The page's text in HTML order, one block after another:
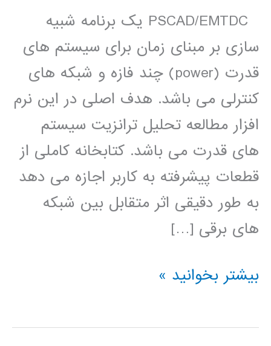
PSCAD/EMTDC یک برنامه شبیه
سازی بر مبنای زمان برای سیستم های
قدرت (power) چند فازه و شبکه های
کنترلی می باشد. هدف اصلی در این نرم
افزار مطالعه تحلیل ترانزیت سیستم
های قدرت می باشد. کتابخانه کاملی از
قطعات پیشرفته به کاربر اجازه می دهد
به طور دقیقی اثر متقابل بین شبکه
های برقی […]
آموزش
افزار
بیشتر بخوانید »